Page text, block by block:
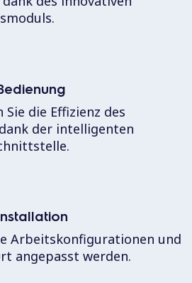
Sie die Effizienz des
der intelligenten
Arbeitskonfigurationen und
angepasst werden.